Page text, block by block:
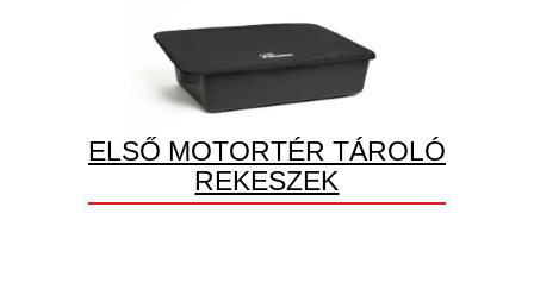
ELSŐ MOTORTÉR TÁROLÓ
REKESZEK